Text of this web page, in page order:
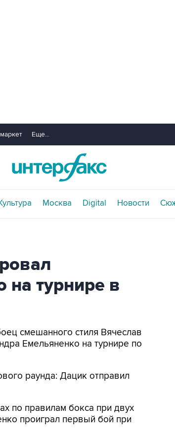
Еще...
Москва Digital Новости
на турнире в
смешанного стиля Вячеслав
Емельяненко на турнире по
раунда: Дацик отправил
по правилам бокса при двух
проиграл первый бой при